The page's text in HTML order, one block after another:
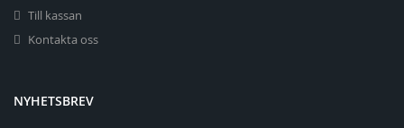
Till kassan
Kontakta oss
NYHETSBREV